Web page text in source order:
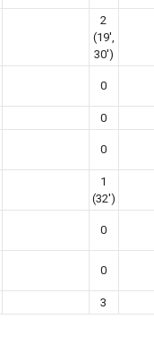
2
(19',
30')
0
0
0
1
(32')
0
0
3